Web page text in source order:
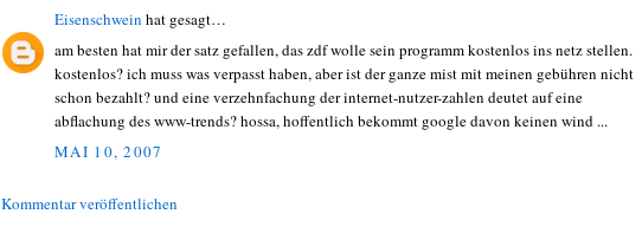
Eisenschwein hat gesagt…
am besten hat mir der satz gefallen, das zdf wolle sein programm kostenlos ins netz stellen.
kostenlos? ich muss was verpasst haben, aber ist der ganze mist mit meinen gebühren nicht
schon bezahlt? und eine verzehnfachung der internet-nutzer-zahlen deutet auf eine
abflachung des www-trends? hossa, hoffentlich bekommt google davon keinen wind ...
MAI 10, 2007
Kommentar veröffentlichen